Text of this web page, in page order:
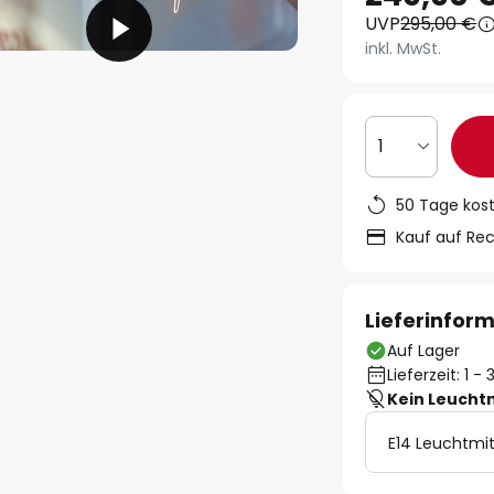
UVP295,00 €
inkl. MwSt.
1
50 Tage
Kauf auf
Auf Lager
Lieferzeit: 1 -
Kein
E14